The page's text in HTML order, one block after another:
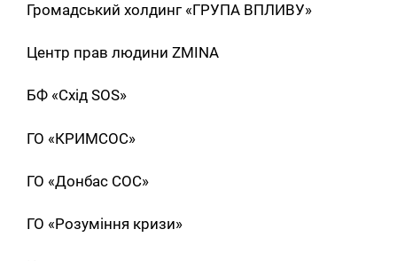
Громадський холдинг «ГРУПА ВПЛИВУ»
Центр прав людини ZMINA
БФ «Схід SOS»
ГО «КРИМСОС»
ГО «Донбас СОС»
ГО «Розуміння кризи»